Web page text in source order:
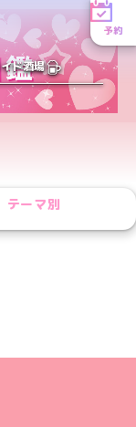
予約
ド酒場
テーマ別
カウント
カウント公式アカウント
んFacebook公式アカウン
ーみんYouTube公式アカ